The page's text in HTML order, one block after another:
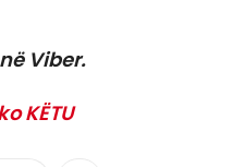
Viber.
KËTU